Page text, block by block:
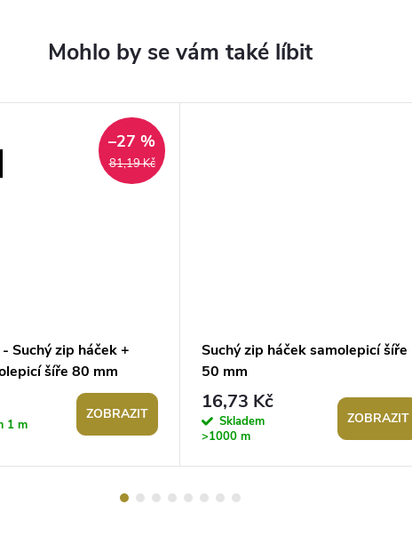
81,19 Kč
–27 %
Suchý zip háček +
šíře 80 mm
1 m
ZOBRAZIT
Suchý zip háček samolepicí šíře
50 mm
16,73 Kč
Skladem
>1000 m
ZOBRAZIT